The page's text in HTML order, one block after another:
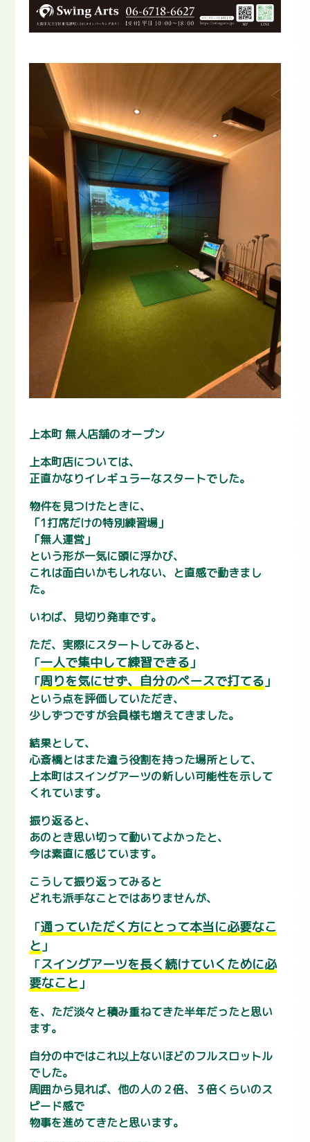
上本町 無人店舗のオープン
上本町店については、
正直かなりイレギュラーなスタートでした。
物件を見つけたときに、
「1打席だけの特別練習場」
「無人運営」
という形が一気に頭に浮かび、
これは面白いかもしれない、と直感で動きまし
た。
いわば、見切り発車です。
ただ、実際にスタートしてみると、
「一人で集中して練習できる 」
「周りを気にせず、自分のペースで打てる 」
という点を評価していただき、
少しずつですが会員様も増えてきました。
結果として、
心斎橋とはまた違う役割を持った場所として、
上本町はスイングアーツの新しい可能性を示して
くれています。
振り返ると、
あのとき思い切って動いてよかったと、
今は素直に感じています。
こうして振り返ってみると
どれも派手なことではありませんが、
「通っていただく方にとって本当に必要なこ
と 」
「スイングアーツを長く続けていくために必
要なこと 」
を、ただ淡々と積み重ねてきた半年だったと思い
ます。
自分の中ではこれ以上ないほどのフルスロットル
でした。
周囲から見れば、他の人の２倍、３倍くらいのス
ピード感で
物事を進めてきたと思います。